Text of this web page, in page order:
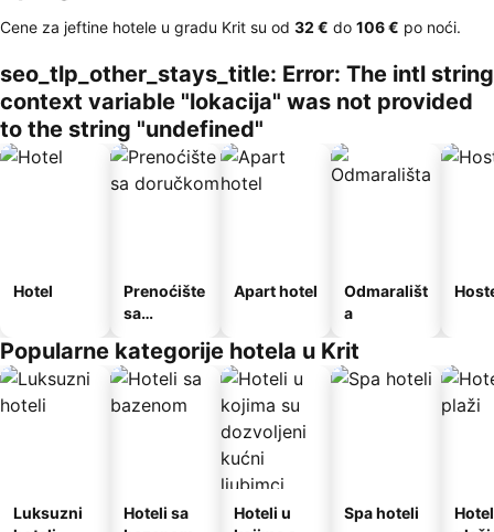
Cene za jeftine hotele u gradu Krit su od ‎32 € do ‎106 € po noći.
seo_tlp_other_stays_title: Error: The intl string
context variable "lokacija" was not provided
to the string "undefined"
Hotel
Prenoćište
sa
Apart hotel
Odmarališt
a
Popularne kategorije hotela u Krit
Luksuzni
Hoteli sa
Hoteli u
Spa hoteli